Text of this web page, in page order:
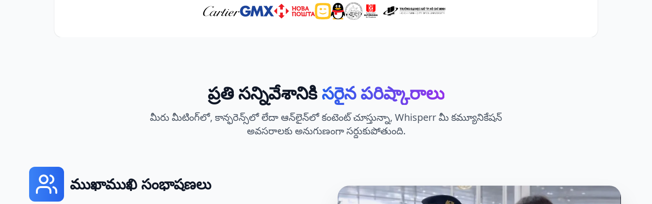
ప్రతి సన్నివేశానికి సరైన పరిష్కారాలు
మీరు మీటింగ్‌లో, కాన్ఫరెన్స్‌లో లేదా ఆన్‌లైన్‌లో కంటెంట్ చూస్తున్నా, Whisperr మీ కమ్యూనికేషన్
అవసరాలకు అనుగుణంగా సర్దుకుపోతుంది.
ముఖాముఖి సంభాషణలు